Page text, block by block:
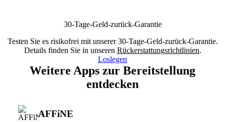
30-Tage-Geld-zurück-Garantie
Testen Sie es risikofrei mit unserer 30-Tage-Geld-zurück-Garantie.
Details finden Sie in unseren Rückerstattungsrichtlinien.
Loslegen
Weitere Apps zur Bereitstellung
entdecken
AFFiNE